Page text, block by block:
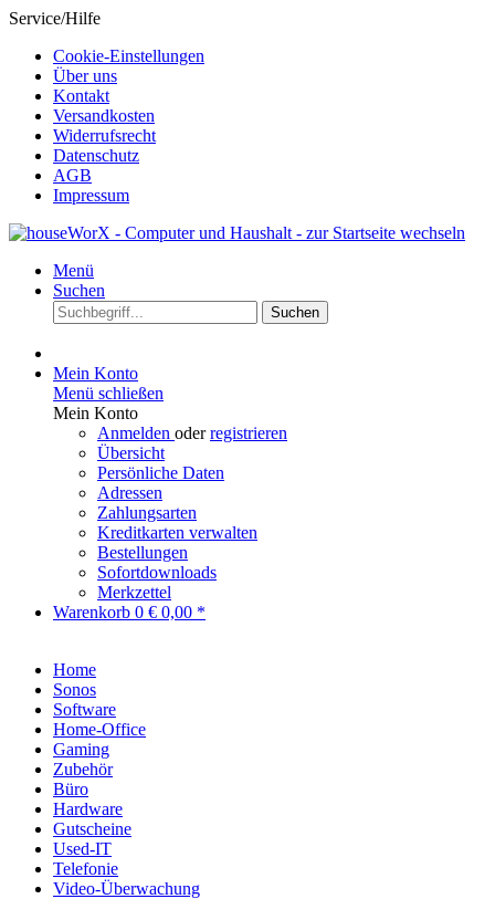
Service/Hilfe
Cookie-Einstellungen
Über uns
Kontakt
Versandkosten
Widerrufsrecht
Datenschutz
AGB
Impressum
Menü
Suchen
Suchen
Mein Konto
Menü schließen
Mein Konto
Anmelden oderregistrieren
Übersicht
Persönliche Daten
Adressen
Zahlungsarten
Kreditkarten verwalten
Bestellungen
Sofortdownloads
Merkzettel
Warenkorb 0 € 0,00 *
Home
Sonos
Software
Home-Office
Gaming
Zubehör
Büro
Hardware
Gutscheine
Used-IT
Telefonie
Video-Überwachung